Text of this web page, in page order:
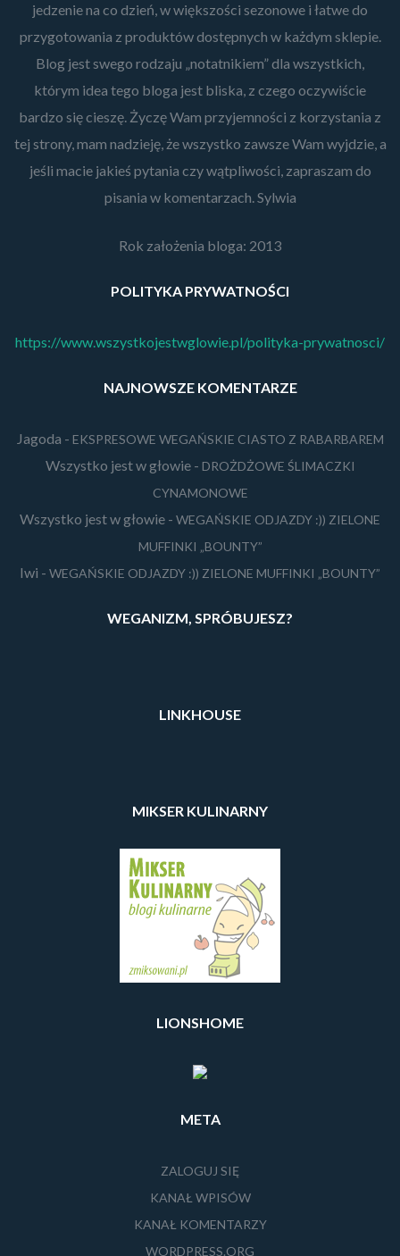
jedzenie na co dzień, w większości sezonowe i łatwe do
przygotowania z produktów dostępnych w każdym sklepie.
Blog jest swego rodzaju „notatnikiem” dla wszystkich,
którym idea tego bloga jest bliska, z czego oczywiście
bardzo się cieszę. Życzę Wam przyjemności z korzystania z
tej strony, mam nadzieję, że wszystko zawsze Wam wyjdzie, a
jeśli macie jakieś pytania czy wątpliwości, zapraszam do
pisania w komentarzach. Sylwia
Rok założenia bloga: 2013
POLITYKA PRYWATNOŚCI
https://www.wszystkojestwglowie.pl/polityka-prywatnosci/
NAJNOWSZE KOMENTARZE
Jagoda - EKSPRESOWE WEGAŃSKIE CIASTO Z RABARBAREM
Wszystko jest w głowie- DROŻDŻOWE ŚLIMACZKI
CYNAMONOWE
Wszystko jest w głowie - WEGAŃSKIE ODJAZDY :)) ZIELONE
MUFFINKI „BOUNTY”
Iwi - WEGAŃSKIE ODJAZDY :)) ZIELONE MUFFINKI „BOUNTY”
WEGANIZM, SPRÓBUJESZ?
LINKHOUSE
MIKSER KULINARNY
LIONSHOME
META
ZALOGUJ SIĘ
KANAŁ WPISÓW
KANAŁ KOMENTARZY
WORDPRESS.ORG